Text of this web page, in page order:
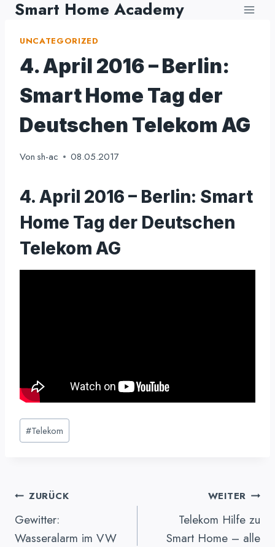
Zum
springen
Smart Home Academy
UNCATEGORIZED
4. April 2016 – Berlin:
Smart Home Tag der
Deutschen Telekom AG
Von sh-ac 08.05.2017
4. April 2016 – Berlin: Smart
Home Tag der Deutschen
Telekom AG
Schlagworte:
#Telekom
Beitragsnavigation
ZURÜCK
Gewitter:
Wasseralarm im VW
WEITER
Telekom Hilfe zu
Smart Home – alle